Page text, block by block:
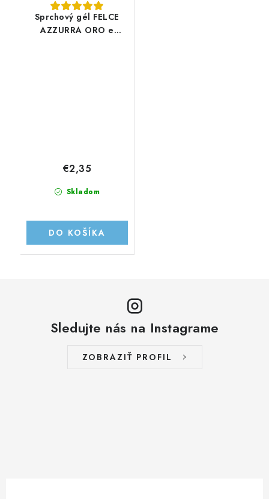
Sprchový gél FELCE
AZZURRA ORO e
Skladom
€2,35
DO KOŠÍKA
Sledujte nás na Instagrame
ZOBRAZIŤ PROFIL